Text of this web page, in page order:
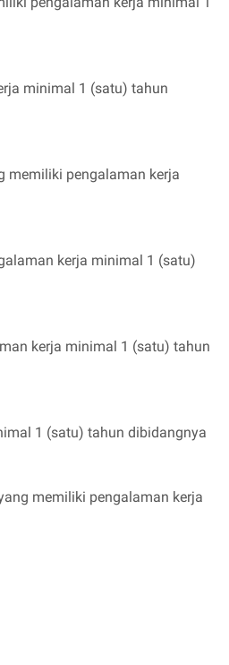
minimal 1 (satu) tahun
memiliki pengalaman kerja
kerja minimal 1 (satu)
kerja minimal 1 (satu) tahun
1 (satu) tahun dibidangnya
memiliki pengalaman kerja